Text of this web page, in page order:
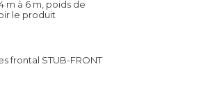
m à 6 m, poids de
le produit
frontal STUB-FRONT